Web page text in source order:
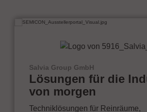
Salvia Group GmbH
Lösungen für die
von morgen
Techniklösungen für Reinräume,